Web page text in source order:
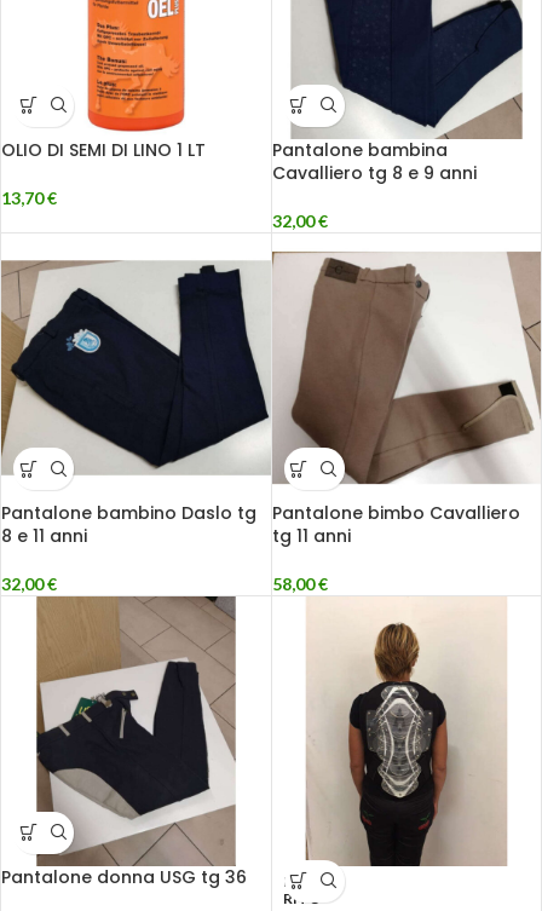
OLIO DI SEMI DI LINO 1 LT
13,70€
Pantalone bambina
Cavalliero tg 8 e 9 anni
32,00€
Pantalone bambino Daslo tg
8 e 11 anni
32,00€
Pantalone bimbo Cavalliero
tg 11 anni
58,00€
Pantalone donna USG tg 36
ESAU
RITO